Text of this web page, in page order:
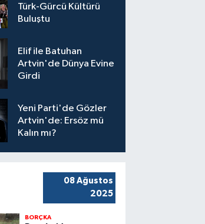
Türk-Gürcü Kültürü
Buluştu
Elif ile Batuhan
Artvin'de Dünya Evine
Girdi
Yeni Parti'de Gözler
Artvin'de: Ersöz mü
Kalın mı?
08 Ağustos
2025
BORÇKA